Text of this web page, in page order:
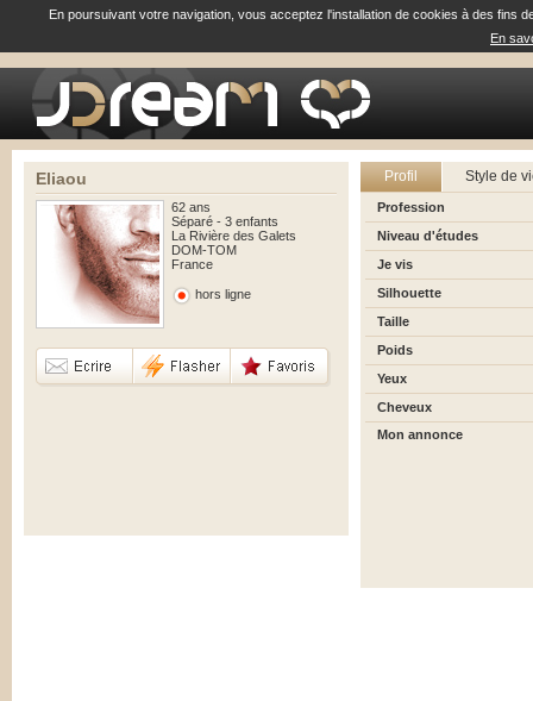
En poursuivant votre navigation, vous acceptez l'installation de cookies à des
En
Eliaou
62 ans
Séparé - 3 enfants
La Rivière des Galets
DOM-TOM
France
hors ligne
Profil Style de
Profession
Niveau d'études
Je vis
Silhouette
Taille
Poids
Yeux
Cheveux
Mon annonce